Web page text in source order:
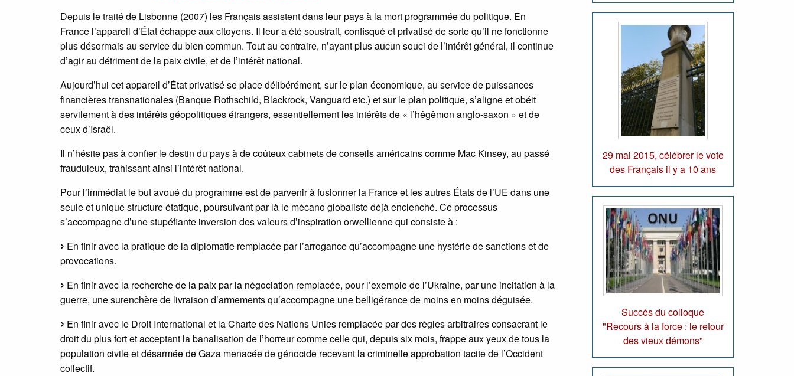
Depuis le traité de Lisbonne (2007) les Français assistent dans leur pays à la mort programmée du politique. En
France l’appareil d’État échappe aux citoyens. Il leur a été soustrait, confisqué et privatisé de sorte qu’il ne fonctionne
plus désormais au service du bien commun. Tout au contraire, n’ayant plus aucun souci de l’intérêt général, il continue
d’agir au détriment de la paix civile, et de l’intérêt national.
Aujourd’hui cet appareil d’État privatisé se place délibérément, sur le plan économique, au service de puissances
financières transnationales (Banque Rothschild, Blackrock, Vanguard etc.) et sur le plan politique, s’aligne et obéit
servilement à des intérêts géopolitiques étrangers, essentiellement les intérêts de « l’hêgêmon anglo-saxon » et de
ceux d’Israël.
Il n’hésite pas à confier le destin du pays à de coûteux cabinets de conseils américains comme Mac Kinsey, au passé
frauduleux, trahissant ainsi l’intérêt national.
Pour l’immédiat le but avoué du programme est de parvenir à fusionner la France et les autres États de l’UE dans une
seule et unique structure étatique, poursuivant par là le mécano globaliste déjà enclenché. Ce processus
s’accompagne d’une stupéfiante inversion des valeurs d’inspiration orwellienne qui consiste à :
En finir avec la pratique de la diplomatie remplacée par l’arrogance qu’accompagne une hystérie de sanctions et de
provocations.
En finir avec la recherche de la paix par la négociation remplacée, pour l’exemple de l’Ukraine, par une incitation à la
guerre, une surenchère de livraison d’armements qu’accompagne une belligérance de moins en moins déguisée.
En finir avec le Droit International et la Charte des Nations Unies remplacée par des règles arbitraires consacrant le
droit du plus fort et acceptant la banalisation de l’horreur comme celle qui, depuis six mois, frappe aux yeux de tous la
population civile et désarmée de Gaza menacée de génocide recevant la criminelle approbation tacite de l’Occident
collectif.
29 mai 2015, célébrer le vote
des Français il y a 10 ans
Succès du colloque
"Recours à la force : le retour
des vieux démons"